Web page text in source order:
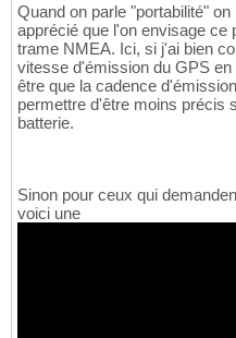
Quand on parle "portabilité"
apprécié que l'on envisage ce
trame NMEA. Ici, si j'ai bien
vitesse d'émission du GPS
être que la cadence
permettre d'être moins précis
batterie.
Sinon pour ceux qui
voici une